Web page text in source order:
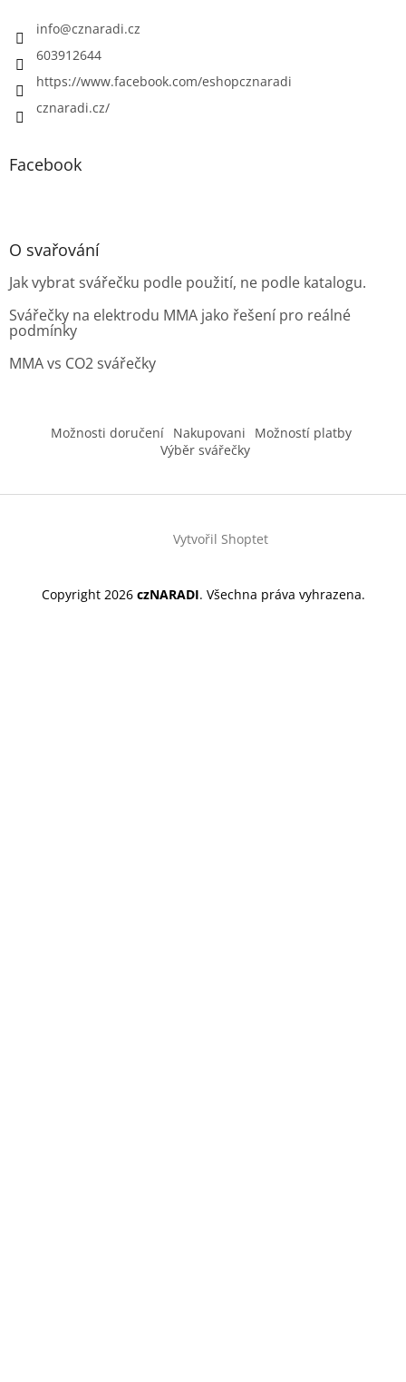
info@cznaradi.cz
603912644
https://www.facebook.com/eshopcznaradi
cznaradi.cz/
Facebook
O svařování
Jak vybrat svářečku podle použití, ne podle katalogu.
Svářečky na elektrodu MMA jako řešení pro reálné
podmínky
MMA vs CO2 svářečky
Možnosti doručení Nakupovani
Možností platby
Výběr svářečky
Vytvořil Shoptet
Copyright 2026 czNARADI. Všechna práva vyhrazena.